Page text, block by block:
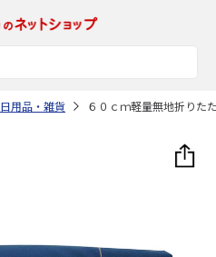
日用品・雑貨 ６０ｃｍ軽量無地折り